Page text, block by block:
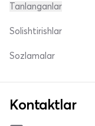
Tanlanganlar
Solishtirishlar
Sozlamalar
Kontaktlar